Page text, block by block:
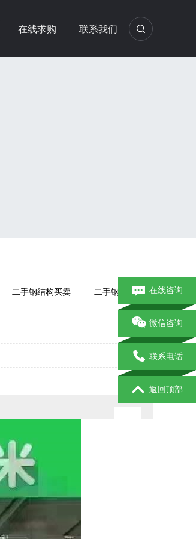
在线求购 联系我们
二手钢结构买卖 二手钢结构市场在线咨询
微信咨询
联系电话
返回顶部